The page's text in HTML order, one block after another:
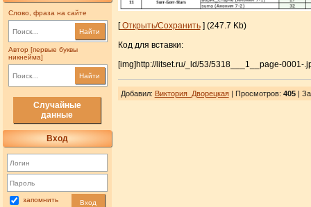
Слово, фраза на сайте
Найти
Автор [первые буквы
никнейма]
Найти
Случайные
данные
Вход
запомнить Вход
[Открыть/Сохранить] (247.7 Kb)
Код для вставки:
[img]http://litset.ru/_ld/53/5318___1__page-0001-
Добавил: Виктория_Дворецкая| Просмотров: 405|